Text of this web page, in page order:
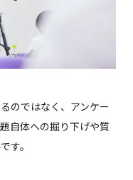
のではなく、アンケー
自体への掘り下げや質
す。